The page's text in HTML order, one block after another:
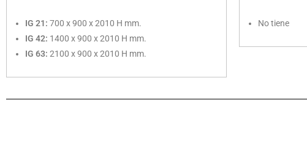
IG 21: 700 x 900 x 2010 H mm.
IG 42: 1400 x 900 x 2010 H mm.
IG 63: 2100 x 900 x 2010 H mm.
No tiene